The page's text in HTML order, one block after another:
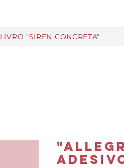
LIVRO "SIREN CONCRETA"